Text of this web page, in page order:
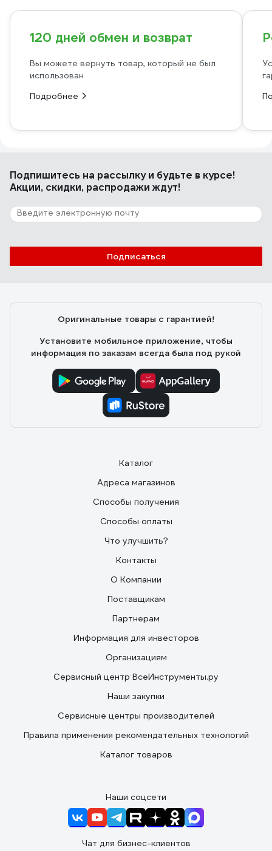
120 дней обмен и возврат
Вы можете вернуть товар, который не был
использован
Подробнее
Подпишитесь на рассылкуи будьте в курсе!
Акции, скидки, распродажи ждут!
Подписаться
Оригинальные товары с гарантией!
Установите мобильное приложение, чтобы
информация по заказам всегда была под рукой
Каталог
Адреса магазинов
Способы получения
Способы оплаты
Что улучшить?
Контакты
О Компании
Поставщикам
Партнерам
Информация для инвесторов
Организациям
Сервисный центр ВсеИнструменты.ру
Наши закупки
Сервисные центры производителей
Правила применения рекомендательных технологий
Каталог товаров
Наши соцсети
Чат для бизнес-клиентов